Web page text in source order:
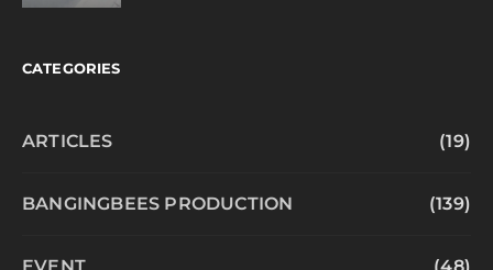
CATEGORIES
ARTICLES (19)
BANGINGBEES PRODUCTION (139)